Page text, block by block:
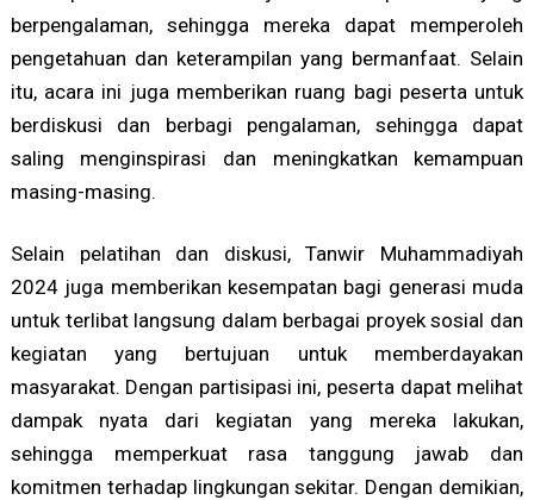
berpengalaman, sehingga mereka dapat memperoleh
pengetahuan dan keterampilan yang bermanfaat. Selain
itu, acara ini juga memberikan ruang bagi peserta untuk
berdiskusi dan berbagi pengalaman, sehingga dapat
saling menginspirasi dan meningkatkan kemampuan
masing-masing.
Selain pelatihan dan diskusi, Tanwir Muhammadiyah
2024 juga memberikan kesempatan bagi generasi muda
untuk terlibat langsung dalam berbagai proyek sosial dan
kegiatan yang bertujuan untuk memberdayakan
masyarakat. Dengan partisipasi ini, peserta dapat melihat
dampak nyata dari kegiatan yang mereka lakukan,
sehingga memperkuat rasa tanggung jawab dan
komitmen terhadap lingkungan sekitar. Dengan demikian,